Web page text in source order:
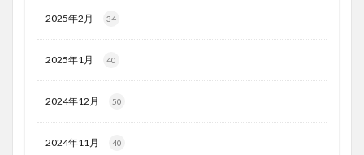
2025年2月 34
2025年1月 40
2024年12月 50
2024年11月 40